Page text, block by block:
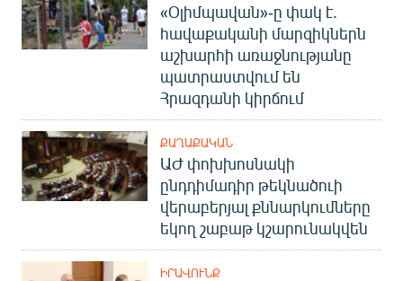
«Օլիմպավան»-ը փակ է.
հավաքականի մարզիկներն
աշխարհի առաջնությանը
պատրաստվում են
Հրազդանի կիրճում
ՔԱՂԱՔԱԿԱՆ
ԱԺ փոխխոսնակի
ընդդիմադիր թեկնածուի
վերաբերյալ քննարկումները
եկող շաբաթ կշարունակվեն
ԻՐԱՎՈՒՆՔ